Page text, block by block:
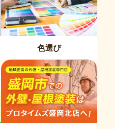
色選び